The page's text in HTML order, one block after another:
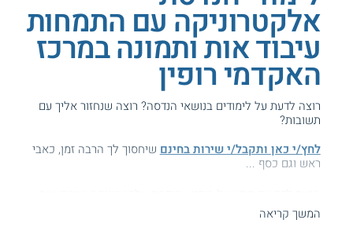
אלקטרוניקה עם התמחות
עיבוד אות ותמונה במרכז
האקדמי רופין
רוצה לדעת על לימודים בנושאי הנדסה? רוצה שנחזור אליך עם
תשובות?
לחץ/י כאן ותקבל/י שירות בחינם שיחסוך לך הרבה זמן, כאבי
ראש וגם כסף ...
ותמונה.
המשך קריאה